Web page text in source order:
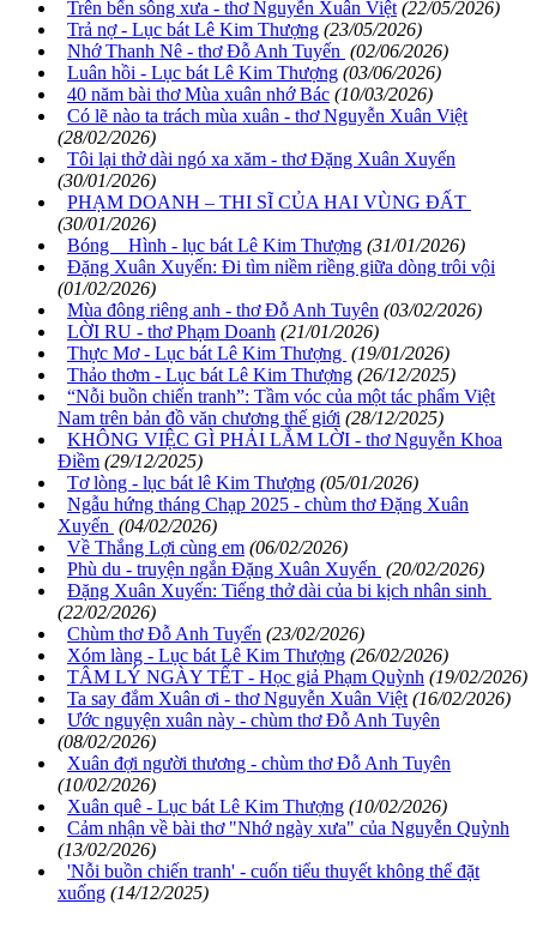
Trên bến sông xưa - thơ Nguyễn Xuân Việt (22/05/2026)
Trả nợ - Lục bát Lê Kim Thượng (23/05/2026)
Nhớ Thanh Nê - thơ Đỗ Anh Tuyến (02/06/2026)
Luân hồi - Lục bát Lê Kim Thượng (03/06/2026)
40 năm bài thơ Mùa xuân nhớ Bác (10/03/2026)
Có lẽ nào ta trách mùa xuân - thơ Nguyễn Xuân Việt
(28/02/2026)
Tôi lại thở dài ngó xa xăm - thơ Đặng Xuân Xuyến
(30/01/2026)
PHẠM DOANH – THI SĨ CỦA HAI VÙNG ĐẤT
(30/01/2026)
Bóng Hình - lục bát Lê Kim Thượng (31/01/2026)
Đặng Xuân Xuyến: Đi tìm niềm riềng giữa dòng trôi vội
(01/02/2026)
Mùa đông riêng anh - thơ Đỗ Anh Tuyên (03/02/2026)
LỜI RU - thơ Phạm Doanh (21/01/2026)
Thực Mơ - Lục bát Lê Kim Thượng (19/01/2026)
Thảo thơm - Lục bát Lê Kim Thượng (26/12/2025)
“Nỗi buồn chiến tranh”: Tầm vóc của một tác phẩm Việt
Nam trên bản đồ văn chương thế giới (28/12/2025)
KHÔNG VIỆC GÌ PHẢI LẮM LỜI - thơ Nguyễn Khoa
Điềm (29/12/2025)
Tơ lòng - lục bát lê Kim Thượng (05/01/2026)
Ngẫu hứng tháng Chạp 2025 - chùm thơ Đặng Xuân
Xuyến (04/02/2026)
Về Thắng Lợi cùng em (06/02/2026)
Phù du - truyện ngắn Đặng Xuân Xuyến (20/02/2026)
Đặng Xuân Xuyến: Tiếng thở dài của bi kịch nhân sinh
(22/02/2026)
Chùm thơ Đỗ Anh Tuyến (23/02/2026)
Xóm làng - Lục bát Lê Kim Thượng (26/02/2026)
TÂM LÝ NGÀY TẾT - Học giả Phạm Quỳnh (19/02/2026)
Ta say đắm Xuân ơi - thơ Nguyễn Xuân Việt (16/02/2026)
Ước nguyện xuân này - chùm thơ Đỗ Anh Tuyên
(08/02/2026)
Xuân đợi người thương - chùm thơ Đỗ Anh Tuyên
(10/02/2026)
Xuân quê - Lục bát Lê Kim Thượng (10/02/2026)
Cảm nhận về bài thơ "Nhớ ngày xưa" của Nguyễn Quỳnh
(13/02/2026)
'Nỗi buồn chiến tranh' - cuốn tiểu thuyết không thể đặt
xuống (14/12/2025)